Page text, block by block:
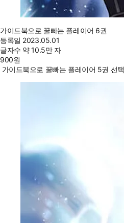
가이드북으로 꿀빠는 플레이어 6권
등록일 2023.05.01
글자수 약 10.5만 자
900원
가이드북으로 꿀빠는 플레이어 5권 선택